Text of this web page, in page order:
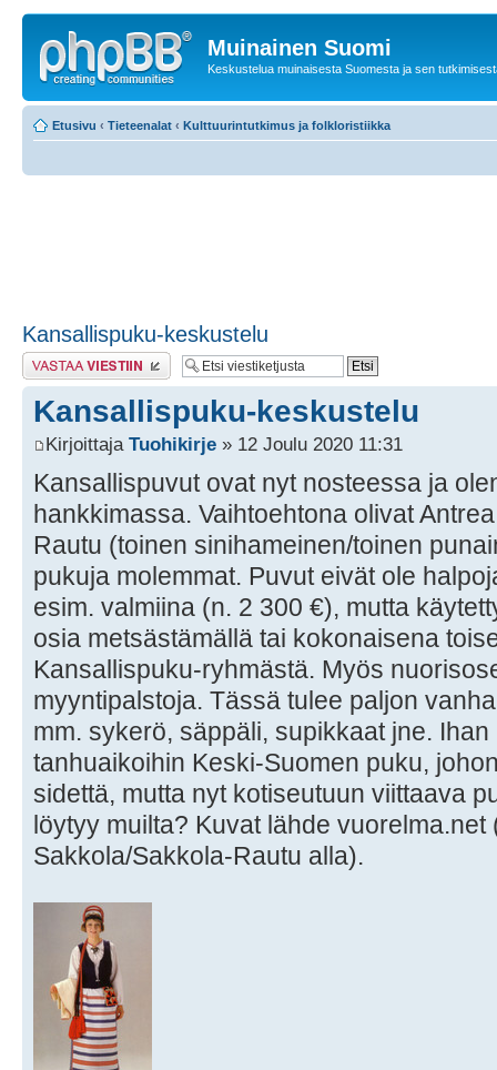
Muinainen Suomi
Keskustelua muinaisesta Suomesta ja sen
Etusivu ‹ Tieteenalat ‹ Kulttuurintutkimus ja folkloristiikka
Kansallispuku-keskustelu
Lähetä vastaus
Kansallispuku-keskustelu
Kirjoittaja Tuohikirje » 12 Joulu 2020 11:31
Kansallispuvut ovat nyt nosteessa ja
hankkimassa. Vaihtoehtona olivat
Rautu (toinen sinihameinen/toinen
pukuja molemmat. Puvut eivät ole
esim. valmiina (n. 2 300 €), mutta
osia metsästämällä tai kokonaisena
Kansallispuku-ryhmästä. Myös
myyntipalstoja. Tässä tulee paljon
mm. sykerö, säppäli, supikkaat jne.
tanhuaikoihin Keski-Suomen puku,
sidettä, mutta nyt kotiseutuun viittaava
löytyy muilta? Kuvat lähde vuorelma.net
Sakkola/Sakkola-Rautu alla).